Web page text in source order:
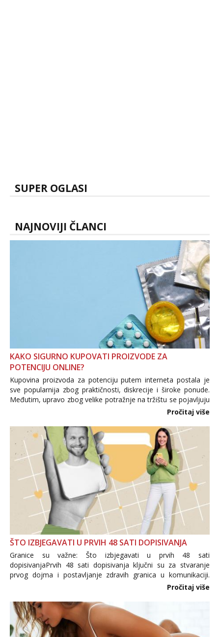
SUPER OGLASI
NAJNOVIJI ČLANCI
KAKO SIGURNO KUPOVATI PROIZVODE ZA
POTENCIJU ONLINE?
Kupovina proizvoda za potenciju putem interneta postala je
sve popularnija zbog praktičnosti, diskrecije i široke ponude.
Međutim, upravo zbog velike potražnje na tržištu se pojavljuju
i brojni krivotvoreni proizvodi, nepouzdane internetske
Pročitaj više
ŠTO IZBJEGAVATI U PRVIH 48 SATI DOPISIVANJA
Granice su važne: Što izbjegavati u prvih 48 sati
dopisivanjaPrvih 48 sati dopisivanja ključni su za stvaranje
prvog dojma i postavljanje zdravih granica u komunikaciji.
Važno je izbjeći prebrzo otkrivanje osobnih ili intimnih
informacija, jer nepoznata osoba još nije zaslužila to
povjerenje. Takođe...
Pročitaj više